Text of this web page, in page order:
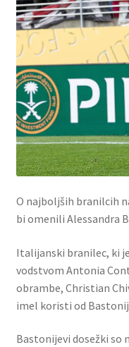
O najboljših branilcih
bi omenili Alessandra
Italijanski branilec, ki
vodstvom Antonia
obrambe, Christian
imel koristi od
Bastonijevi dosežki so